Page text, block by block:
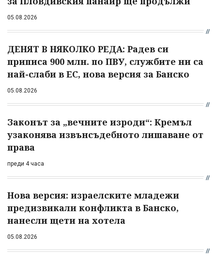
05.08.2026
ДЕНЯТ В НЯКОЛКО РЕДА: Радев си
приписа 900 млн. по ПВУ, службите ни са
най-слаби в ЕС, нова версия за Банско
05.08.2026
Законът за „вечните изроди“: Кремъл
узаконява извънсъдебното лишаване от
права
преди 4 часа
Нова версия: израелските младежи
предизвикали конфликта в Банско,
нанесли щети на хотела
05.08.2026